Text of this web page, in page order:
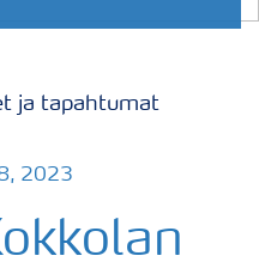
ja tapahtumat
2023